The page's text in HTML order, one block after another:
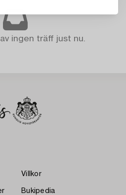
ingen träff just nu.
Villkor
Bukipedia